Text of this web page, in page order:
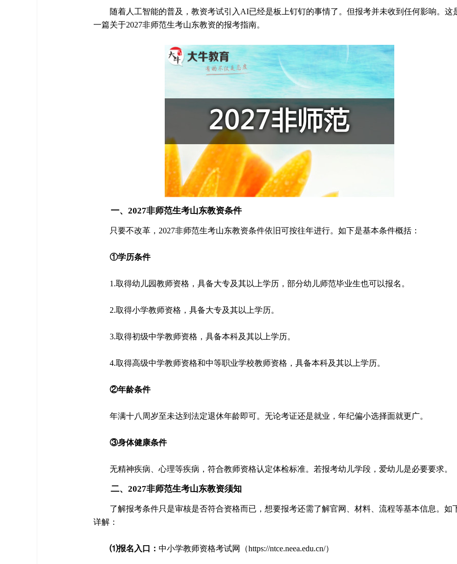
随着人工智能的普及，教资考试引入AI已经是板上钉钉的事情了。但报考并未收到任何影响。这
一篇关于2027非师范生考山东教资的报考指南。
一、2027非师范生考山东教资条件
只要不改革，2027非师范生考山东教资条件依旧可按往年进行。如下是基本条件概括：
①学历条件
1.取得幼儿园教师资格，具备大专及其以上学历，部分幼儿师范毕业生也可以报名。
2.取得小学教师资格，具备大专及其以上学历。
3.取得初级中学教师资格，具备本科及其以上学历。
4.取得高级中学教师资格和中等职业学校教师资格，具备本科及其以上学历。
②年龄条件
年满十八周岁至未达到法定退休年龄即可。无论考证还是就业，年纪偏小选择面就更广。
③身体健康条件
无精神疾病、心理等疾病，符合教师资格认定体检标准。若报考幼儿学段，爱幼儿是必要要求。
二、2027非师范生考山东教资须知
了解报考条件只是审核是否符合资格而已，想要报考还需了解官网、材料、流程等基本信息。如
详解：
⑴报名入口： 中小学教师资格考试网（https://ntce.neea.edu.cn/）